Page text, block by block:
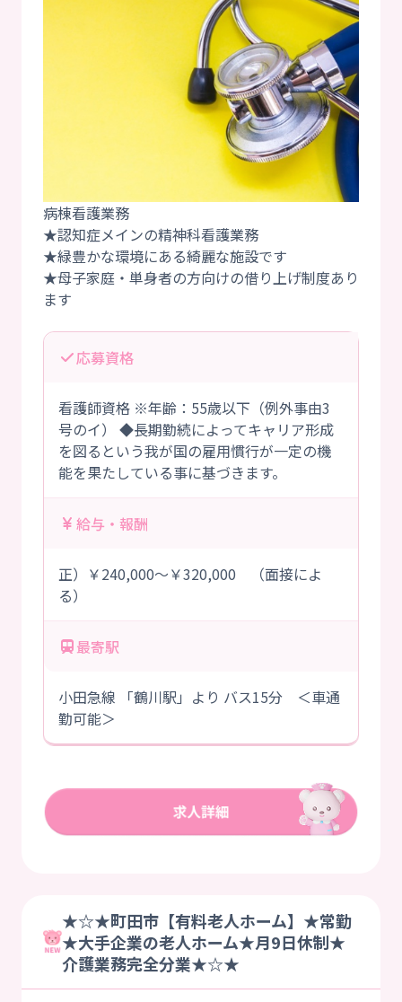
病棟看護業務
★認知症メインの精神科看護業務
★緑豊かな環境にある綺麗な施設です
★母子家庭・単身者の方向けの借り上げ制度あり
応募資格
看護師資格 ※年齢：55歳以下（例外事由3
号のイ） ◆長期勤続によってキャリア形成
を図るという我が国の雇用慣行が一定の機
能を果たしている事に基づきます。
給与・報酬
正）￥240,000～￥320,000 （面接によ
る）
最寄駅
小田急線 「鶴川駅」より バス15分 ＜車通
勤可能＞
★☆★町田市【有料老人ホーム】★常勤
★大手企業の老人ホーム★月9日休制★
介護業務完全分業★☆★